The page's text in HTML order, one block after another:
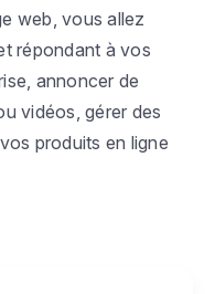
web, vous allez
répondant à vos
annoncer de
vidéos, gérer des
produits en ligne